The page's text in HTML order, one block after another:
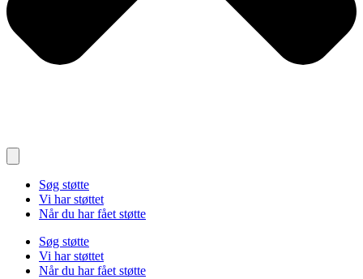
Søg støtte
Vi har støttet
Når du har fået støtte
Søg støtte
Vi har støttet
Når du har fået støtte